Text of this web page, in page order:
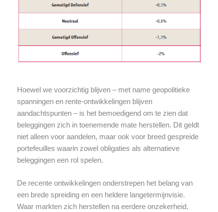
Hoewel we voorzichtig blijven – met name geopolitieke
spanningen en rente-ontwikkelingen blijven
aandachtspunten – is het bemoedigend om te zien dat
beleggingen zich in toenemende mate herstellen. Dit geldt
niet alleen voor aandelen, maar ook voor breed gespreide
portefeuilles waarin zowel obligaties als alternatieve
beleggingen een rol spelen.
De recente ontwikkelingen onderstrepen het belang van
een brede spreiding en een heldere langetermijnvisie.
Waar markten zich herstellen na eerdere onzekerheid,